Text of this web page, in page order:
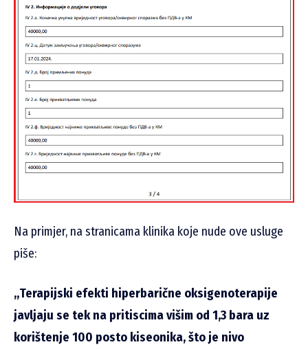
Na primjer, na stranicama klinika koje nude ove usluge
piše:
„Terapijski efekti hiperbarične oksigenoterapije
javljaju se tek na pritiscima višim od 1,3 bara uz
korištenje 100 posto kiseonika, što je nivo